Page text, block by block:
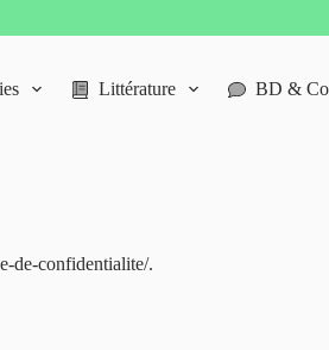
Littérature BD &
de-confidentialite/.